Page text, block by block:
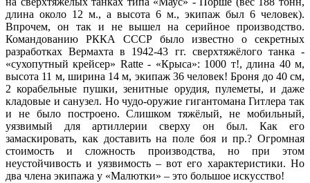
длина около 12 м., а высота 6 м., экипаж был 6 человек).
Впрочем, он так и не вышел на серийное производство.
Командованию РККА СССР было известно о секретных
разработках Вермахта в 1942-43 гг. сверхтяжёлого танка -
«сухопутный крейсер» Ratte - «Крыса»: 1000 т!, длина 40 м,
высота 11 м, ширина 14 м, экипаж 36 человек! Броня до 40 см,
2 корабельные пушки, зенитные орудия, пулеметы, и даже
кладовые и санузел. Но чудо-оружие гигантомана Гитлера так
и не было построено. Слишком тяжёлый, не мобильный,
уязвимый для артиллерии сверху он был. Как его
замаскировать, как доставить на поле боя и пр.? Огромная
стоимость и сложность производства, но при этом
неустойчивость и уязвимость – вот его характеристики. Но
два члена экипажа у «Малютки» – это большое искусство!